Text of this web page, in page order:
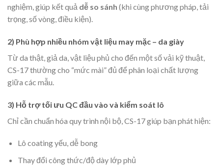
nghiệm, giúp kết quả dễ so sánh (khi cùng phương pháp, tải
trọng, số vòng, điều kiện).
2) Phù hợp nhiều nhóm vật liệu may mặc – da giày
Từ da thật, giả da, vật liệu phủ cho đến một số vải kỹ thuật,
CS-17 thường cho “mức mài” đủ để phân loại chất lượng
giữa các mẫu.
3) Hỗ trợ tối ưu QC đầu vào và kiểm soát lô
Chỉ cần chuẩn hóa quy trình nội bộ, CS-17 giúp bạn phát hiện:
Lô coating yếu, dễ bong
Thay đổi công thức/độ dày lớp phủ